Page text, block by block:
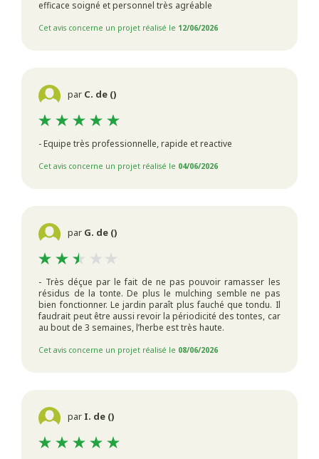
efficace soigné et personnel très agréable
Cet avis concerne un projet réalisé le 12/06/2026
par C. de ()
- Equipe très professionnelle, rapide et reactive
Cet avis concerne un projet réalisé le 04/06/2026
par G. de ()
- Très déçue par le fait de ne pas pouvoir ramasser les
résidus de la tonte. De plus le mulching semble ne pas
bien fonctionner. Le jardin paraît plus fauché que tondu. Il
faudrait peut être aussi revoir la périodicité des tontes, car
au bout de 3 semaines, l’herbe est très haute.
Cet avis concerne un projet réalisé le 08/06/2026
par I. de ()